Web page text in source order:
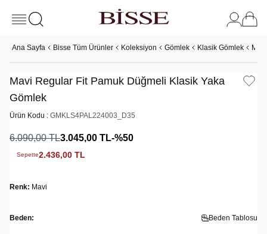
Ana Sayfa Bisse Tüm Ürünler Koleksiyon Gömlek Klasik Gömlek
Mavi Regular Fit Pamuk Düğmeli Klasik Yaka
Gömlek
Ürün Kodu : GMKLS4PAL224003_D35
6.090,00TL3.045,00 TL-%50
Sepette2.436,00 TL
Renk: Mavi
Beden: Beden Tablosu